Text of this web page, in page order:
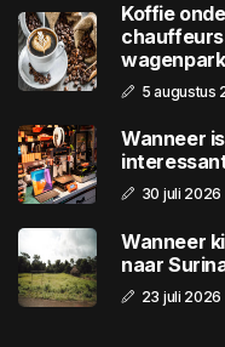
Koffie
wagenpark
5 augustus
Wanneer
30 juli 2026
Wanneer
naar
23 juli 2026